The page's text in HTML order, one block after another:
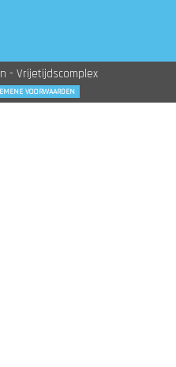
- Vrijetijdscomplex
VOORWAARDEN